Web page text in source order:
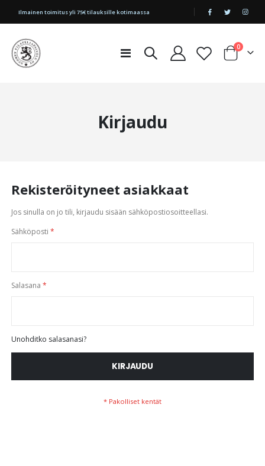
|
Ilmainen toimitus yli 75€ tilauksille kotimaassa
Toggle
Cart
0tuotetta
Kirjaudu
Rekisteröityneet asiakkaat
Jos sinulla on jo tili, kirjaudu sisään sähköpostiosoitteellasi.
Sähköposti
Salasana
Unohditko salasanasi?
KIRJAUDU